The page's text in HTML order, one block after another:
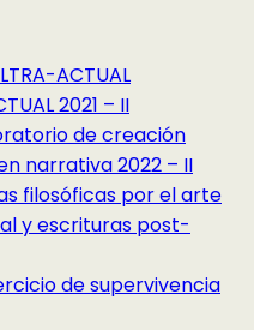
ACTUAL
2021 – II
de creación
narrativa 2022 – II
filosóficas por el arte
y escrituras post-
de supervivencia